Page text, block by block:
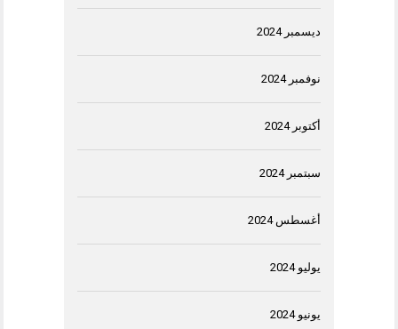
ديسمبر 2024
نوفمبر 2024
أكتوبر 2024
سبتمبر 2024
أغسطس 2024
يوليو 2024
يونيو 2024